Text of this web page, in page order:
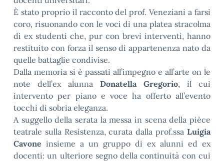
È stato proprio il racconto del prof. Veneziani a farsi
coro, risuonando con le voci di una platea stracolma
di ex studenti che, pur con brevi interventi, hanno
restituito con forza il senso di appartenenza nato da
quelle battaglie condivise.
Dalla memoria si è passati all’impegno e all’arte on le
note dell’ex alunna Donatella Gregorio, il cui
intervento per piano e voce ha offerto all’evento
tocchi di sobria eleganza.
A suggello della serata la messa in scena della pièce
teatrale sulla Resistenza, curata dalla prof.ssa Luigia
Cavone insieme a un gruppo di ex alunni ed ex
docenti: un ulteriore segno della continuità con cui